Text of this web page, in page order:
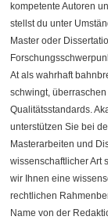
kompetente Autoren
stellst du unter
Master oder
At als wahrhaft
schwingt,
Qualitätsstandards.
unterstützen Sie bei
Masterarbeiten und
wissenschaftlicher Art
wir Ihnen eine
rechtlichen
Name von der